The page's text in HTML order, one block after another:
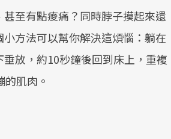
至有點痠痛？同時脖子摸起來還
方法可以幫你解決這煩惱：躺在
放，約10秒鐘後回到床上，重複
肌肉。